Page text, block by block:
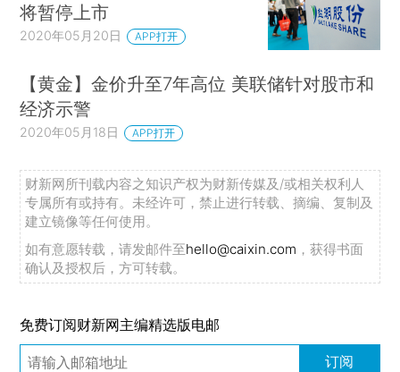
将暂停上市
2020年05月20日 APP打开
【黄金】金价升至7年高位 美联储针对股市和
经济示警
2020年05月18日 APP打开
财新网所刊载内容之知识产权为财新传媒及/或相关权利人
专属所有或持有。未经许可，禁止进行转载、摘编、复制及
建立镜像等任何使用。
如有意愿转载，请发邮件至hello@caixin.com ，获得书面
确认及授权后，方可转载。
免费订阅财新网主编精选版电邮
订阅